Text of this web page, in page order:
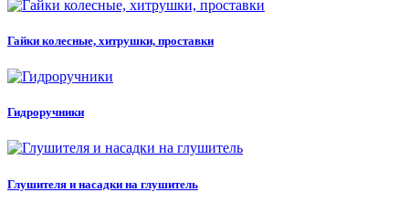
Гайки колесные, хитрушки, проставки
Гидроручники
Глушителя и насадки на глушитель